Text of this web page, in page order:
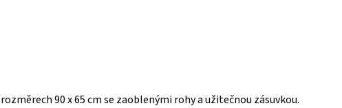
90 x 65 cm se zaoblenými rohy a užitečnou zásuvkou.